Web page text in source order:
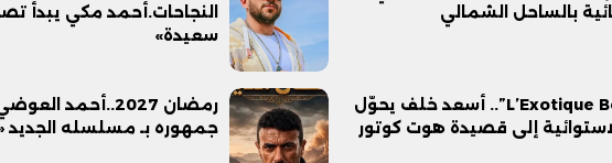
بالساحل الشمالي
النجاحات.أحمد مكي يبدأ
سعيدة»
“L’Exotique Botanique”.. أسعد خلف يحوّل
إلى قصيدة هوت كوتور
رمضان 2027..أحمد
جمهوره بـ مسلسله الجديد